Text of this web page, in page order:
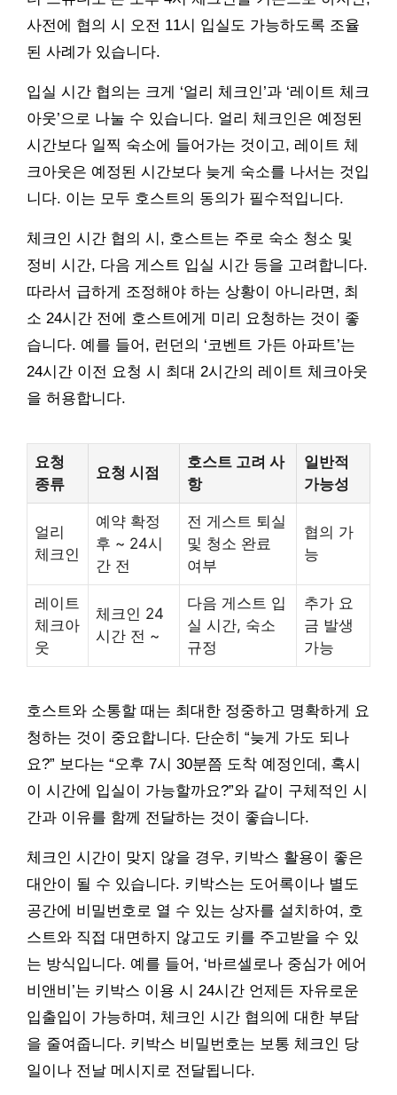
사전에 협의 시 오전 11시 입실도 가능하도록 조율
된 사례가 있습니다.
입실 시간 협의는 크게 ‘얼리 체크인’과 ‘레이트 체크
아웃’으로 나눌 수 있습니다. 얼리 체크인은 예정된
시간보다 일찍 숙소에 들어가는 것이고, 레이트 체
크아웃은 예정된 시간보다 늦게 숙소를 나서는 것입
니다. 이는 모두 호스트의 동의가 필수적입니다.
체크인 시간 협의 시, 호스트는 주로 숙소 청소 및
정비 시간, 다음 게스트 입실 시간 등을 고려합니다.
따라서 급하게 조정해야 하는 상황이 아니라면, 최
소 24시간 전에 호스트에게 미리 요청하는 것이 좋
습니다. 예를 들어, 런던의 ‘코벤트 가든 아파트’는
24시간 이전 요청 시 최대 2시간의 레이트 체크아웃
을 허용합니다.
요청
종류
요청 시점
호스트 고려 사
항
일반적
가능성
얼리
체크인
예약 확정
후 ~ 24시
간 전
전 게스트 퇴실
및 청소 완료
여부
협의 가
능
레이트
체크아
웃
체크인 24
시간 전 ~
다음 게스트 입
실 시간, 숙소
규정
추가 요
금 발생
가능
호스트와 소통할 때는 최대한 정중하고 명확하게 요
청하는 것이 중요합니다. 단순히 “늦게 가도 되나
요?” 보다는 “오후 7시 30분쯤 도착 예정인데, 혹시
이 시간에 입실이 가능할까요?”와 같이 구체적인 시
간과 이유를 함께 전달하는 것이 좋습니다.
체크인 시간이 맞지 않을 경우, 키박스 활용이 좋은
대안이 될 수 있습니다. 키박스는 도어록이나 별도
공간에 비밀번호로 열 수 있는 상자를 설치하여, 호
스트와 직접 대면하지 않고도 키를 주고받을 수 있
는 방식입니다. 예를 들어, ‘바르셀로나 중심가 에어
비앤비’는 키박스 이용 시 24시간 언제든 자유로운
입출입이 가능하며, 체크인 시간 협의에 대한 부담
을 줄여줍니다. 키박스 비밀번호는 보통 체크인 당
일이나 전날 메시지로 전달됩니다.